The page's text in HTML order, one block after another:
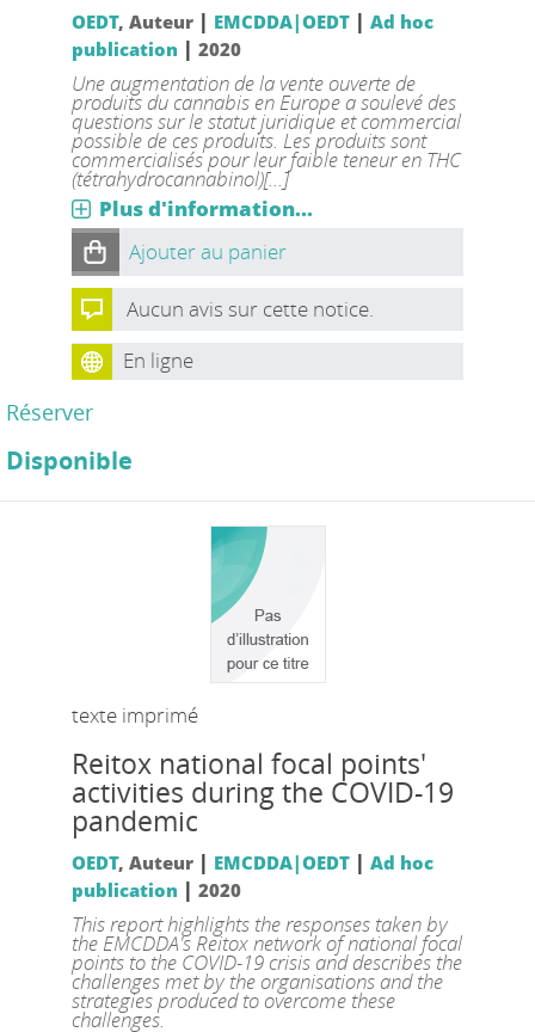
OEDT, Auteur | EMCDDA|OEDT| Ad hoc
publication | 2020
Une augmentation de la vente ouverte de
produits du cannabis en Europe a soulevé des
questions sur le statut juridique et commercial
possible de ces produits. Les produits sont
commercialisés pour leur faible teneur en THC
(tétrahydrocannabinol)[...]
Plus d'information...
Ajouter au panier
Aucun avis sur cette notice.
En ligne
Réserver
Disponible
texte imprimé
Reitox national focal points'
activities during the COVID-19
pandemic
OEDT, Auteur | EMCDDA|OEDT| Ad hoc
publication | 2020
This report highlights the responses taken by
the EMCDDA's Reitox network of national focal
points to the COVID-19 crisis and describes the
challenges met by the organisations and the
strategies produced to overcome these
challenges.